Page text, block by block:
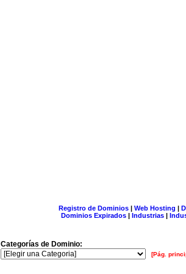
Registro de Dominios| Web Hosting |
Dominios Expirados | Industrias |
Categorías de Dominio:
[Pág.